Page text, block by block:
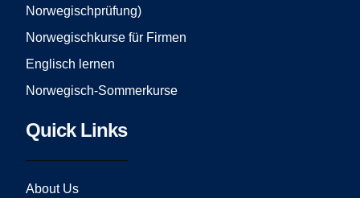
Norwegischprüfung)
Norwegischkurse für Firmen
Englisch lernen
Norwegisch-Sommerkurse
Quick Links
About Us